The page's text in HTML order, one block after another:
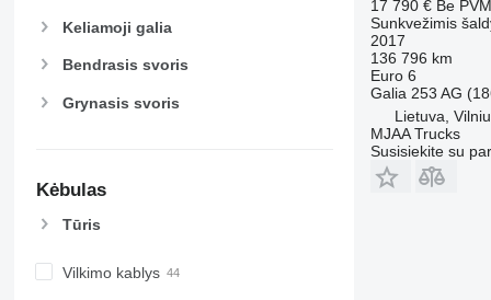
Keliamoji galia
Bendrasis svoris
Grynasis svoris
Kėbulas
Tūris
Vilkimo kablys
17 790 € Be PVM
Sunkvežimis
2017
136 796 km
Euro 6
Galia 253 AG
Lietuva,
MJAA Trucks
Susisiekite su